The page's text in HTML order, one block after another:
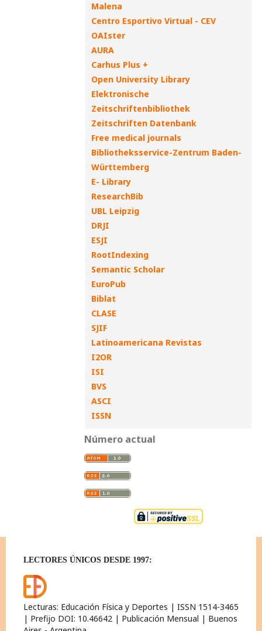
Malena
Centro Esportivo Virtual - CEV
OAIster
AURA
Carhus Plus +
Open University Library
Elektronische
Zeitschriftenbibliothek
Zeitschriften Datenbank
Free medical journals
Bibliotheksservice-Zentrum Baden-
Württemberg
E- Library
ResearchBib
UBL Leipzig
DRJI
ESJI
RootIndexing
Semantic Scholar
EuroPub
Biblat
CLASE
SJIF
Latinoamericana Revistas
I2OR
ISI
BVS
ASCI
ISSN
Número actual
LECTORES ÚNICOS DESDE 1997:
Lecturas: Educación Física y Deportes | ISSN 1514-3465
| Prefijo DOI: 10.46642 | Publicación Mensual | Buenos